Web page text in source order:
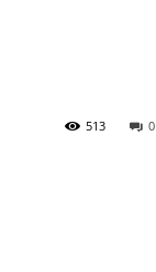
0
513